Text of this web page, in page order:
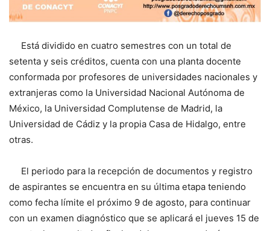
Está dividido en cuatro semestres con un total de
setenta y seis créditos, cuenta con una planta docente
conformada por profesores de universidades nacionales y
extranjeras como la Universidad Nacional Autónoma de
México, la Universidad Complutense de Madrid, la
Universidad de Cádiz y la propia Casa de Hidalgo, entre
otras.
El periodo para la recepción de documentos y registro
de aspirantes se encuentra en su última etapa teniendo
como fecha límite el próximo 9 de agosto, para continuar
con un examen diagnóstico que se aplicará el jueves 15 de